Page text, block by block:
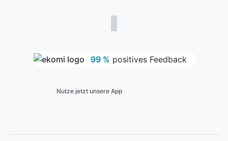
99 % positives Feedback
Nutze jetzt unsere App